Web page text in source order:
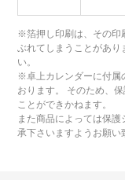
※箔押し印刷は、その印
ぶれてしまうことがあり
い。
※卓上カレンダーに付属
おります。 そのため、
ことができかねます。
また商品によっては保
承下さいますようお願い